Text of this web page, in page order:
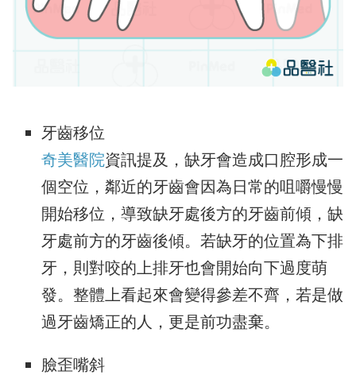
牙齒移位
奇美醫院資訊提及，缺牙會造成口腔形成一
個空位，鄰近的牙齒會因為日常的咀嚼慢慢
開始移位，導致缺牙處後方的牙齒前傾，缺
牙處前方的牙齒後傾。若缺牙的位置為下排
牙，則對咬的上排牙也會開始向下過度萌
發。整體上看起來會變得參差不齊，若是做
過牙齒矯正的人，更是前功盡棄。
臉歪嘴斜